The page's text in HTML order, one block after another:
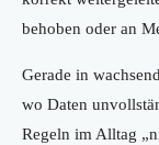
behoben oder an
Gerade in
wo Daten
Regeln im Alltag